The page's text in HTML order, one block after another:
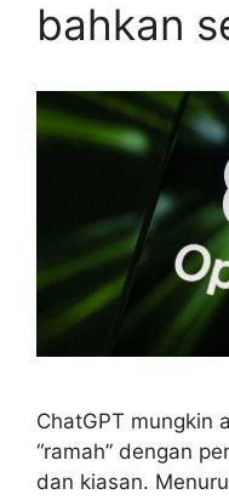
bahkan
ChatGPT mungkin
“ramah” dengan
dan kiasan.